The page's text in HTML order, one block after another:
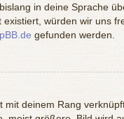
in deine Sprache
würden wir uns
gefunden werden.
mit deinem Rang